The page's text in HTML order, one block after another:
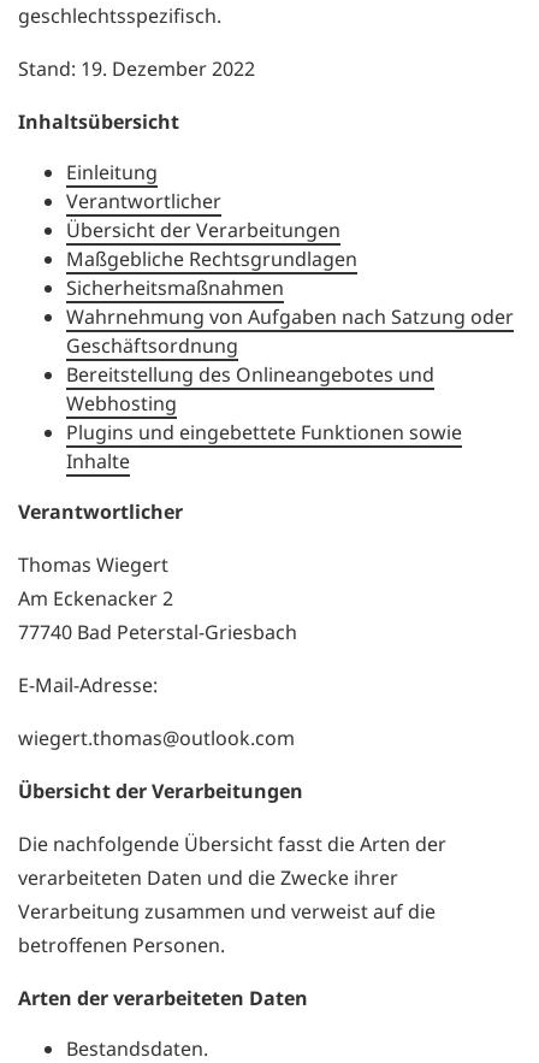
geschlechtsspezifisch.
Stand: 19. Dezember 2022
Inhaltsübersicht
Einleitung
Verantwortlicher
Übersicht der Verarbeitungen
Maßgebliche Rechtsgrundlagen
Sicherheitsmaßnahmen
Wahrnehmung von Aufgaben nach Satzung oder
Geschäftsordnung
Bereitstellung des Onlineangebotes und
Webhosting
Plugins und eingebettete Funktionen sowie
Inhalte
Verantwortlicher
Thomas Wiegert
Am Eckenacker 2
77740 Bad Peterstal-Griesbach
E-Mail-Adresse:
wiegert.thomas@outlook.com
Übersicht der Verarbeitungen
Die nachfolgende Übersicht fasst die Arten der
verarbeiteten Daten und die Zwecke ihrer
Verarbeitung zusammen und verweist auf die
betroffenen Personen.
Arten der verarbeiteten Daten
Bestandsdaten.